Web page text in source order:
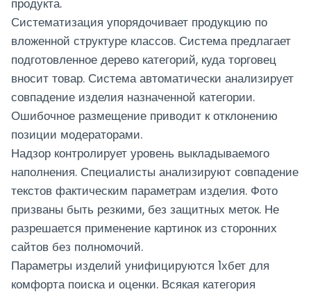
продукта.
Систематизация упорядочивает продукцию по
вложенной структуре классов. Система предлагает
подготовленное дерево категорий, куда торговец
вносит товар. Система автоматически анализирует
совпадение изделия назначенной категории.
Ошибочное размещение приводит к отклонению
позиции модераторами.
Надзор контролирует уровень выкладываемого
наполнения. Специалисты анализируют совпадение
текстов фактическим параметрам изделия. Фото
призваны быть резкими, без защитных меток. Не
разрешается применение картинок из сторонних
сайтов без полномочий.
Параметры изделий унифицируются 1хбет для
комфорта поиска и оценки. Всякая категория